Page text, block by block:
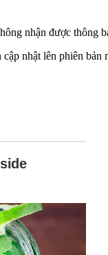
nhận được thông
nhật lên phiên